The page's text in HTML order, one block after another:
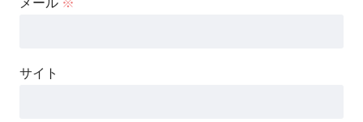
メール ※
サイト